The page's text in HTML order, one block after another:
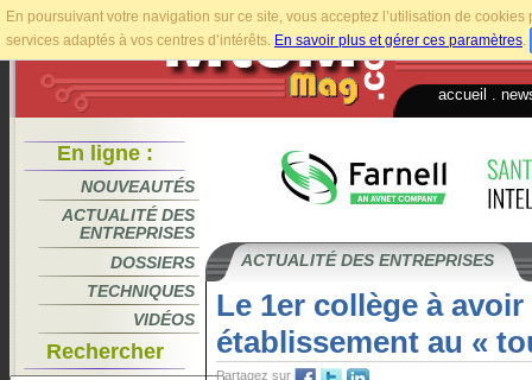
En poursuivant votre navigation sur ce site, vous acceptez l’utilisation de
services adaptés à vos centres d’intérêts. En savoir plus et gérer ces paramètres.
accueil
En ligne :
NOUVEAUTÉS
ACTUALITÉ DES
ENTREPRISES
DOSSIERS
TECHNIQUES
VIDÉOS
Rechercher
ACTUALITÉ DES ENTREPRISES
Le 1er collège à
établissement au «
Partagez sur